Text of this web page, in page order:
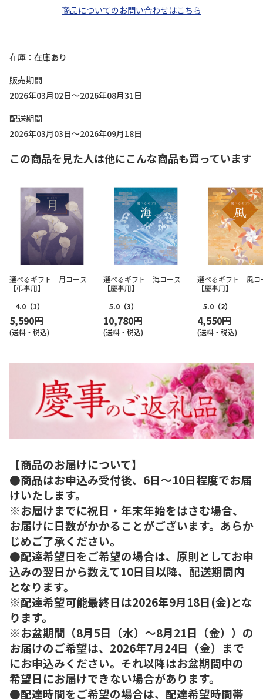
商品についてのお問い合わせはこちら
在庫
在庫あり
販売期間
2026年03月02日～2026年08月31日
配送期間
2026年03月03日～2026年09月18日
この商品を見た人は他にこんな商品も買っています
選べるギフト 月コース
【弔事用】
4.0 （1）
5,590円
(送料・税込)
選べるギフト 海コース
【慶事用】
5.0 （3）
10,780円
(送料・税込)
選べるギフト 風コ
【慶事用】
5.0 （2）
4,550円
(送料・税込)
【商品のお届けについて】
●商品はお申込み受付後、6日～10日程度でお届
けいたします。
※お届けまでに祝日・年末年始をはさむ場合、
お届けに日数がかかることがございます。あらか
じめご了承ください。
●配達希望日をご希望の場合は、原則としてお申
込みの翌日から数えて10日目以降、配送期間内
となります。
※配達希望可能最終日は2026年9月18日(金)とな
ります。
※お盆期間（8月5日（水）～8月21日（金））の
お届けのご希望は、2026年7月24日（金）まで
にお申込みください。それ以降はお盆期間中の
希望日にお届けできない場合があります。
●配達時間をご希望の場合は、配達希望時間帯